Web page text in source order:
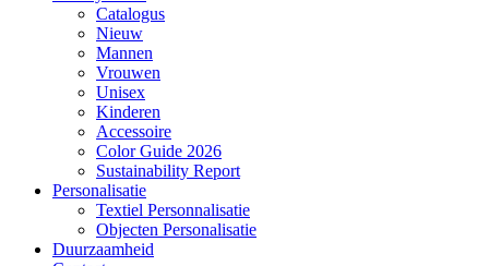
Catalogus
Nieuw
Mannen
Vrouwen
Unisex
Kinderen
Accessoire
Color Guide 2026
Sustainability Report
Personalisatie
Textiel Personnalisatie
Objecten Personalisatie
Duurzaamheid